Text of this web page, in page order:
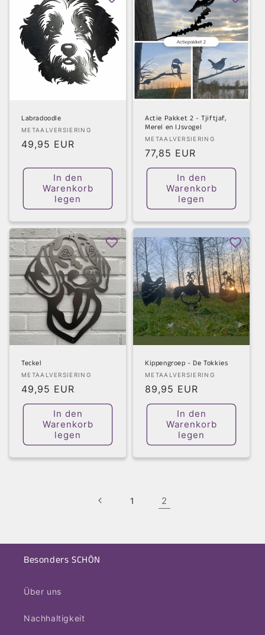
Labradoodle
Anbieter:
METAALVERSIERING
Normaler
49,95 EUR
In den
Warenkorb
legen
Actie Pakket 2 - Tjiftjaf,
Merel en IJsvogel
Anbieter:
METAALVERSIERING
Normaler
Preis
77,85 EUR
In den
Warenkorb
legen
Teckel
Anbieter:
METAALVERSIERING
Normaler
Preis
49,95 EUR
In den
Warenkorb
legen
Kippengroep - De Tokkies
Anbieter:
METAALVERSIERING
Normaler
Preis
89,95 EUR
In den
Warenkorb
legen
1 2
Besonders SCHÖN
Über uns
Nachhaltigkeit